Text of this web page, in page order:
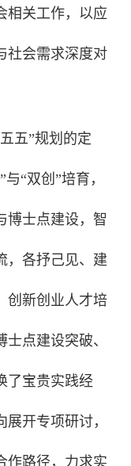
相关工作，以应
社会需求深度对
五”规划的定
“双创”培育，
博士点建设，智
，各抒己见、建
创新创业人才培
点建设突破、
了宝贵实践经
开专项研讨，
作路径，力求实